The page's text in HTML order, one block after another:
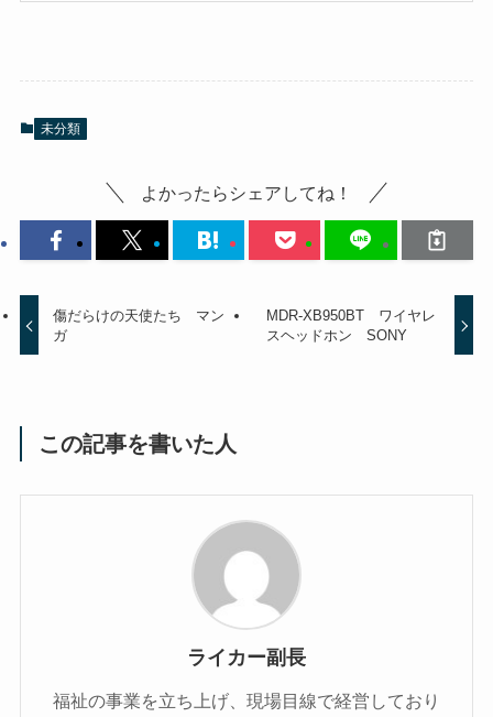
未分類
よかったらシェアしてね！
傷だらけの天使たち マン
ガ
MDR-XB950BT ワイヤレ
スヘッドホン SONY
この記事を書いた人
ライカー副長
福祉の事業を立ち上げ、現場目線で経営しており